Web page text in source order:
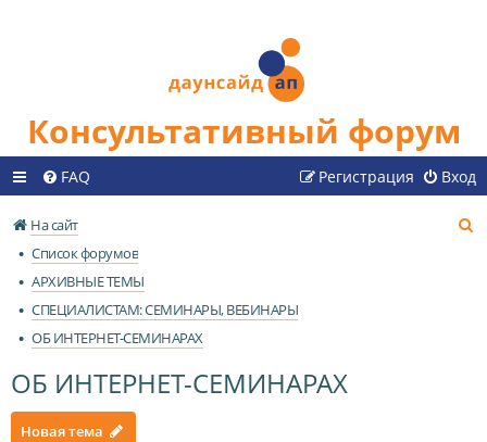
Консультативный форум
FAQ Вход
Регистрация
На сайт
Список форумов
АРХИВНЫЕ ТЕМЫ
СПЕЦИАЛИСТАМ: СЕМИНАРЫ, ВЕБИНАРЫ
ОБ ИНТЕРНЕТ-СЕМИНАРАХ
ОБ ИНТЕРНЕТ-СЕМИНАРАХ
Новая тема